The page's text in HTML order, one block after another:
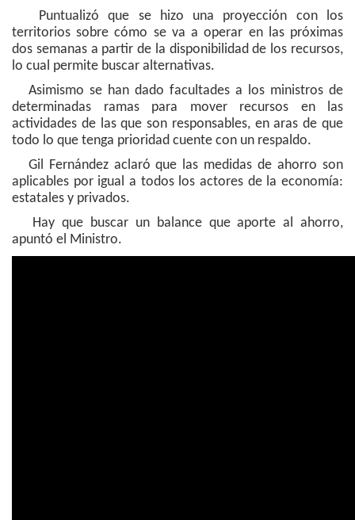
Puntualizó que se hizo una proyección con los
territorios sobre cómo se va a operar en las próximas
dos semanas a partir de la disponibilidad de los recursos,
lo cual permite buscar alternativas.
Asimismo se han dado facultades a los ministros de
determinadas ramas para mover recursos en las
actividades de las que son responsables, en aras de que
todo lo que tenga prioridad cuente con un respaldo.
Gil Fernández aclaró que las medidas de ahorro son
aplicables por igual a todos los actores de la economía:
estatales y privados.
Hay que buscar un balance que aporte al ahorro,
apuntó el Ministro.